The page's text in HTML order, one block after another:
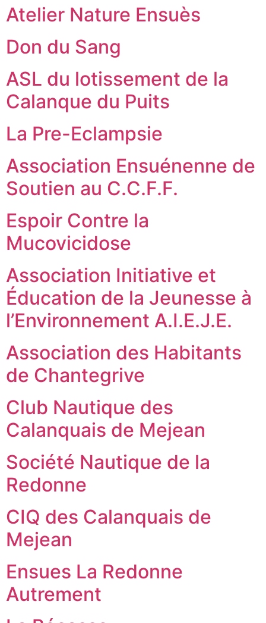
Atelier Nature Ensuès
Don du Sang
ASL du lotissement de la
Calanque du Puits
La Pre-Eclampsie
Association Ensuénenne de
Soutien au C.C.F.F.
Espoir Contre la
Mucovicidose
Association Initiative et
Éducation de la Jeunesse à
l’Environnement A.I.E.J.E.
Association des Habitants
de Chantegrive
Club Nautique des
Calanquais de Mejean
Société Nautique de la
Redonne
CIQ des Calanquais de
Mejean
Ensues La Redonne
Autrement